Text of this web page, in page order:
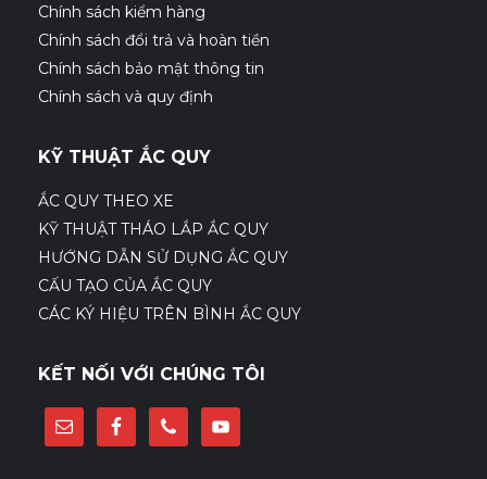
Chính sách kiểm hàng
Chính sách đổi trả và hoàn tiền
Chính sách bảo mật thông tin
Chính sách và quy định
KỸ THUẬT ẮC QUY
ẮC QUY THEO XE
KỸ THUẬT THÁO LẮP ẮC QUY
HƯỚNG DẪN SỬ DỤNG ẮC QUY
CẤU TẠO CỦA ẮC QUY
CÁC KÝ HIỆU TRÊN BÌNH ẮC QUY
KẾT NỐI VỚI CHÚNG TÔI